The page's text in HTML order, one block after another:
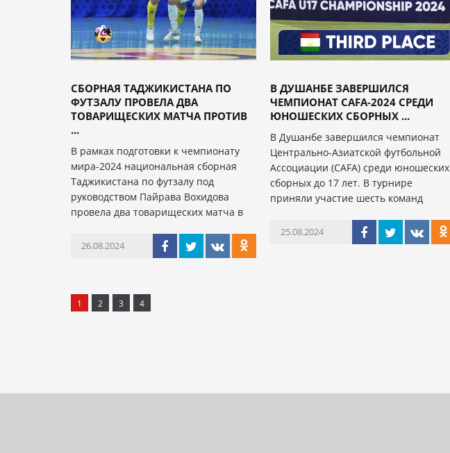
СБОРНАЯ ТАДЖИКИСТАНА ПО
ФУТЗАЛУ ПРОВЕЛА ДВА
ТОВАРИЩЕСКИХ МАТЧА ПРОТИВ
...
В рамках подготовки к чемпионату
мира-2024 национальная сборная
Таджикистана по футзалу под
руководством Пайрава Вохидова
провела два товарищеских матча в
26.08.2024
В ДУШАНБЕ ЗАВЕРШИЛСЯ
ЧЕМПИОНАТ CAFA-2024 СРЕДИ
ЮНОШЕСКИХ СБОРНЫХ ...
В Душанбе завершился чемпионат
Центрально-Азиатской футбольной
Ассоциации (CAFA) среди юношеских
сборных до 17 лет. В турнире
приняли участие шесть команд
25.08.2024
1 2 3 4